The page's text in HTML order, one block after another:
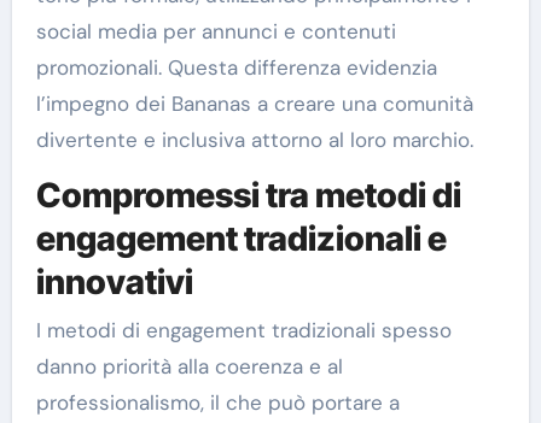
social media per annunci e contenuti
promozionali. Questa differenza evidenzia
l’impegno dei Bananas a creare una comunità
divertente e inclusiva attorno al loro marchio.
Compromessi tra metodi di
engagement tradizionali e
innovativi
I metodi di engagement tradizionali spesso
danno priorità alla coerenza e al
professionalismo, il che può portare a